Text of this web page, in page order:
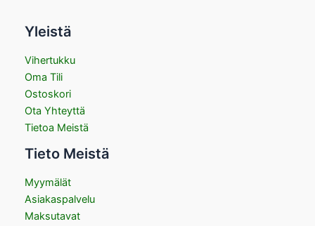
Yleistä
Vihertukku
Oma Tili
Ostoskori
Ota Yhteyttä
Tietoa Meistä
Tieto Meistä
Myymälät
Asiakaspalvelu
Maksutavat